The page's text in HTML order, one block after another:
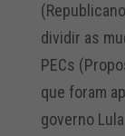
dividir as
PECs
que foram
governo